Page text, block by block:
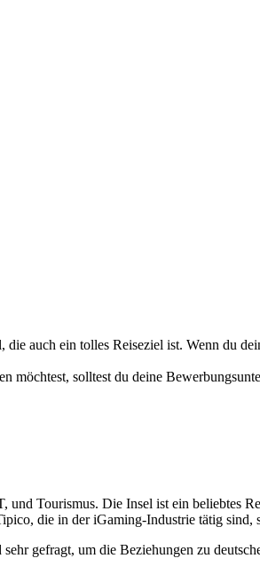
auch ein tolles Reiseziel ist. Wenn du
möchtest, solltest du deine
Tourismus. Die Insel ist ein beliebtes
die in der iGaming-Industrie tätig sind,
gefragt, um die Beziehungen zu